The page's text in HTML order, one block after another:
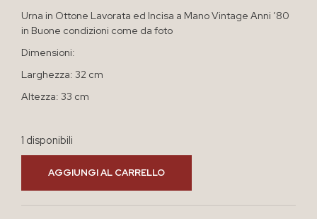
Urna in Ottone Lavorata ed Incisa a Mano Vintage Anni ’80
in Buone condizioni come da foto
Dimensioni:
Larghezza: 32 cm
Altezza: 33 cm
1 disponibili
AGGIUNGI AL CARRELLO